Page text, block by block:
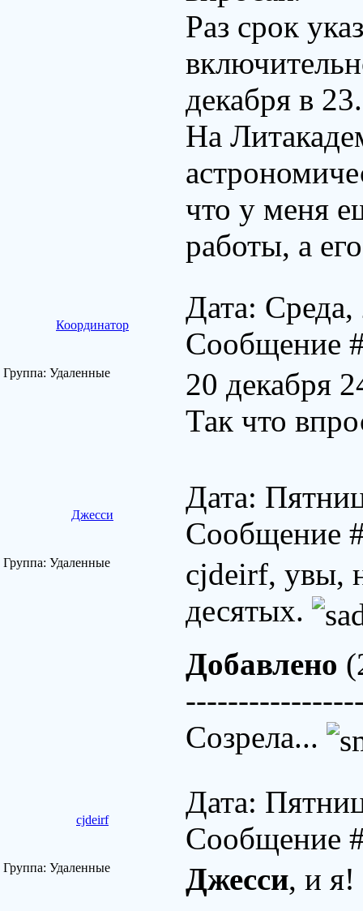
Раз срок
декабря в
На
что у меня
работы, а
Координатор
Дата:
Сообщение
Группа: Удаленные
20 декабря
Так что
Джесси
Дата:
Сообщение
Группа: Удаленные
cjdeirf, увы,
десятых.
Добавлено
Созрела...
cjdeirf
Дата:
Сообщение
Группа: Удаленные Джесси, и я!